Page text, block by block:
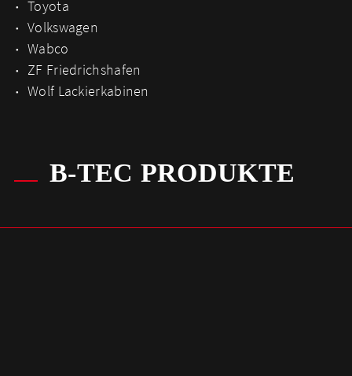
Toyota
Volkswagen
Wabco
ZF Friedrichshafen
Wolf Lackierkabinen
B-TEC PRODUKTE